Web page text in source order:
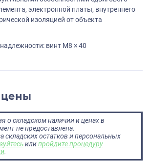
электронной платы, внутреннего
изоляцией от объекта
винт M8 × 40
о складском наличии и ценах в
не предоставлена.
складских остатков и персональных
илипройдите процедуру
.